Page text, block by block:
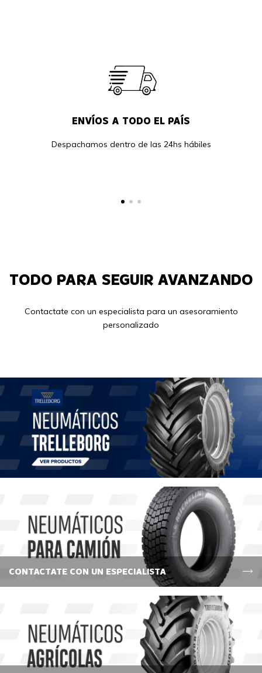
ENVÍOS A TODO EL PAÍS
Despachamos dentro de las 24hs hábiles
TODO PARA SEGUIR AVANZANDO
Contactate con un especialista para un asesoramiento
personalizado
CONTACTATE CON UN ESPECIALISTA